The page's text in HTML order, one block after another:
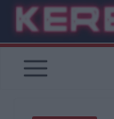
Skip
content